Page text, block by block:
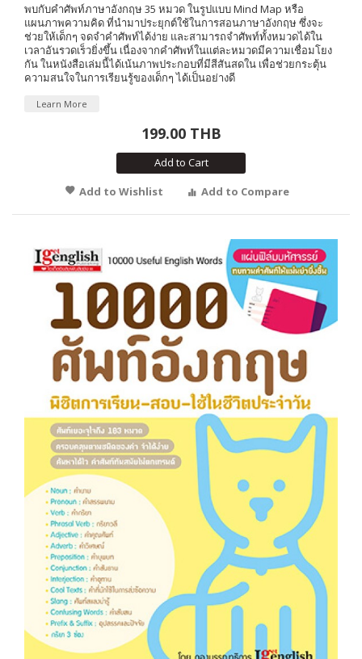
พบกับคำศัพท์ภาษาอังกฤษ 35 หมวด ในรูปแบบ Mind Map หรือ
แผนภาพความคิด ที่นำมาประยุกต์ใช้ในการสอนภาษาอังกฤษ ซึ่งจะ
ช่วยให้เด็กๆ จดจำคำศัพท์ได้ง่าย และสามารถจำศัพท์ทั้งหมวดได้ใน
เวลาอันรวดเร็วยิ่งขึ้น เนื่องจากคำศัพท์ในแต่ละหมวดมีความเชื่อมโยง
กัน ในหนังสือเล่มนี้ได้เน้นภาพประกอบที่มีสีสันสดใน เพื่อช่วยกระตุ้น
ความสนใจในการเรียนรู้ของเด็กๆ ได้เป็นอย่างดี
Learn More
199.00 THB
Add to Cart
Add to Wishlist
Add to Compare